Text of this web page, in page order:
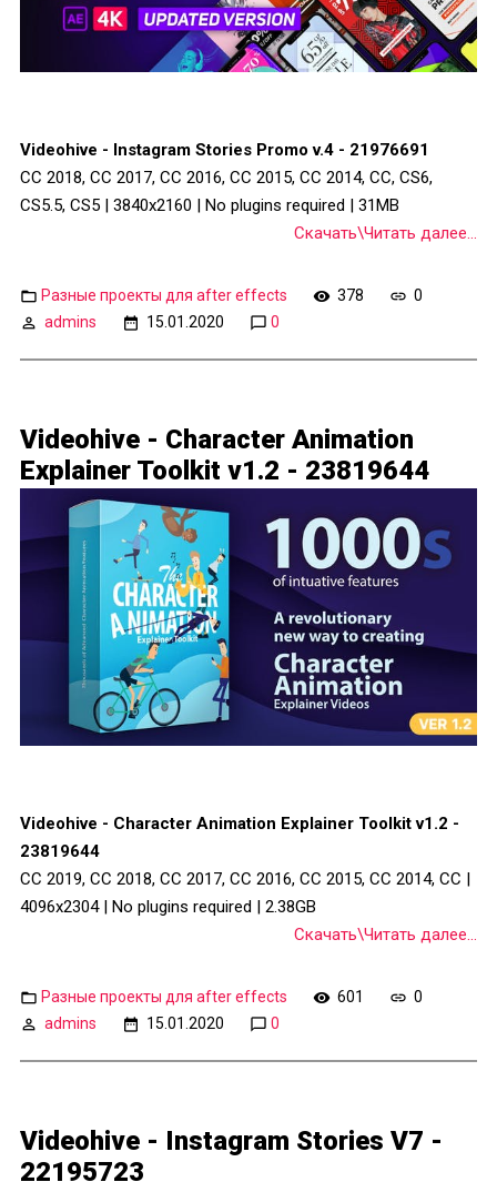
Videohive - Instagram Stories Promo v.4 - 21976691
CC 2018, CC 2017, CC 2016, CC 2015, CC 2014, CC, CS6,
CS5.5, CS5 | 3840x2160 | No plugins required | 31MB
Скачать\Читать далее...
Разные проекты для after effects 378
0
admins
15.01.2020 0
Videohive - Character Animation
Explainer Toolkit v1.2 - 23819644
Videohive - Character Animation Explainer Toolkit v1.2 -
23819644
CC 2019, CC 2018, CC 2017, CC 2016, CC 2015, CC 2014, CC |
4096x2304 | No plugins required | 2.38GB
Скачать\Читать далее...
Разные проекты для after effects 601
0
admins
15.01.2020 0
Videohive - Instagram Stories V7 -
22195723